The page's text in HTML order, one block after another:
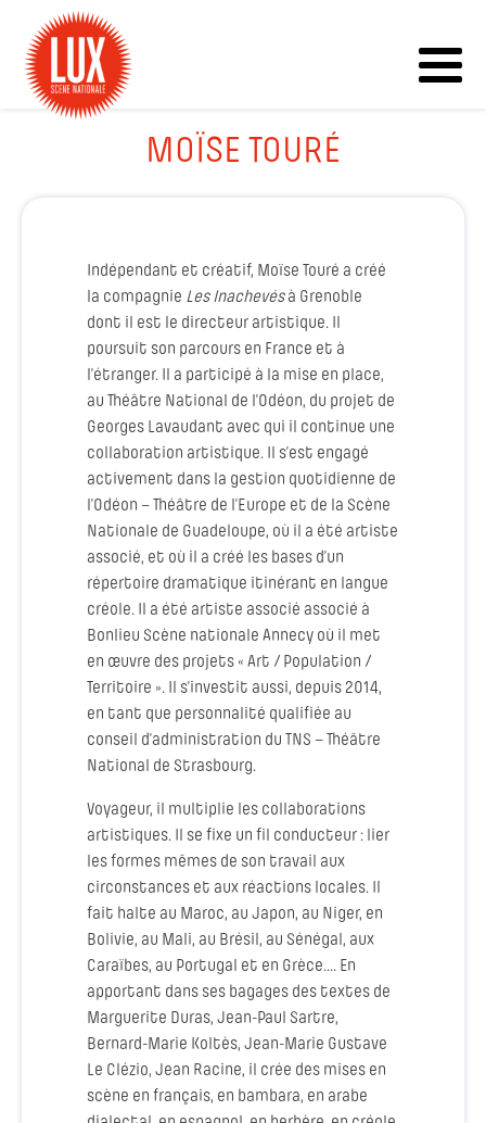
MOÏSE TOURÉ
Indépendant et créatif, Moïse Touré a créé
la compagnie Les Inachevésà Grenoble
dont il est le directeur artistique. Il
poursuit son parcours en France et à
l’étranger. Il a participé à la mise en place,
au Théâtre National de l’Odéon, du projet de
Georges Lavaudant avec qui il continue une
collaboration artistique. Il s’est engagé
activement dans la gestion quotidienne de
l’Odéon – Théâtre de l’Europe et de la Scène
Nationale de Guadeloupe, où il a été artiste
associé, et où il a créé les bases d’un
répertoire dramatique itinérant en langue
créole. Il a été artiste associé associé à
Bonlieu Scène nationale Annecy où il met
en œuvre des projets « Art / Population /
Territoire ». Il s’investit aussi, depuis 2014,
en tant que personnalité qualifiée au
conseil d’administration du TNS – Théâtre
National de Strasbourg.
Voyageur, il multiplie les collaborations
artistiques. Il se fixe un fil conducteur : lier
les formes mêmes de son travail aux
circonstances et aux réactions locales. Il
fait halte au Maroc, au Japon, au Niger, en
Bolivie, au Mali, au Brésil, au Sénégal, aux
Caraïbes, au Portugal et en Grèce.... En
apportant dans ses bagages des textes de
Marguerite Duras, Jean-Paul Sartre,
Bernard-Marie Koltès, Jean-Marie Gustave
Le Clézio, Jean Racine, il crée des mises en
scène en français, en bambara, en arabe